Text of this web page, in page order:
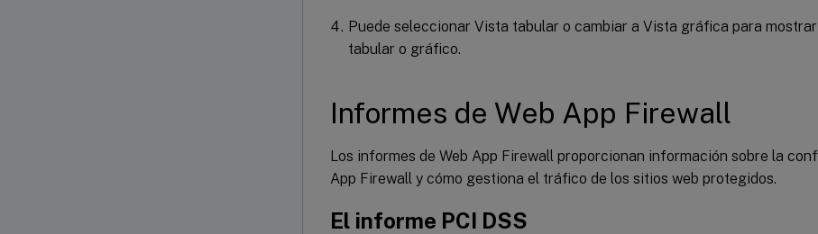
Puede seleccionar Vista tabular o cambiar a Vista gráfica para
tabular o gráfico.
Informes de Web App Firewall
Los informes de Web App Firewall proporcionan información sobre la
App Firewall y cómo gestiona el tráfico de los sitios web protegidos.
El informe PCI DSS